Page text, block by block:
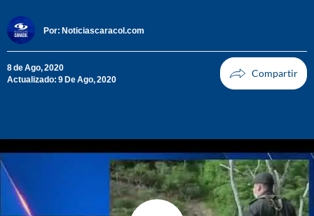
Por: Noticiascaracol.com
8 de Ago, 2020
Actualizado: 9 De Ago, 2020